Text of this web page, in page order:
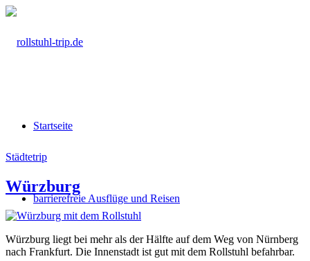
Startseite
barrierefreie Ausflüge und Reisen
Städtetrip
Würzburg
Würzburg liegt bei mehr als der Hälfte auf dem Weg von Nürnberg
nach Frankfurt. Die Innenstadt ist gut mit dem Rollstuhl befahrbar.